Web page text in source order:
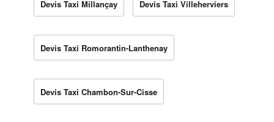
Devis Taxi Millançay Devis Taxi Villeherviers
Devis Taxi Romorantin-Lanthenay
Devis Taxi Chambon-Sur-Cisse